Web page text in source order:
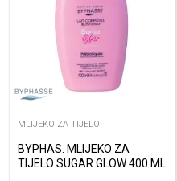
MLIJEKO ZA TIJELO
BYPHAS. MLIJEKO ZA
TIJELO SUGAR GLOW 400 ML